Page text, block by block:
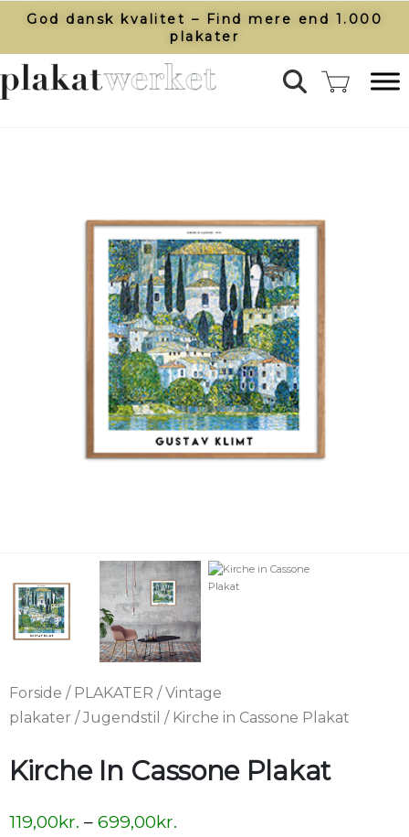
God dansk kvalitet – Find mere end 1.000
plakater​
Forside / PLAKATER /Vintage
plakater /Jugendstil / Kirche in Cassone Plakat
Kirche In Cassone Plakat
119,00kr. – 699,00kr.